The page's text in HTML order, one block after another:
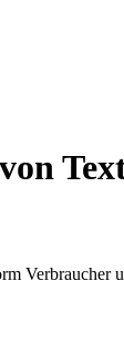
von
Verbraucher